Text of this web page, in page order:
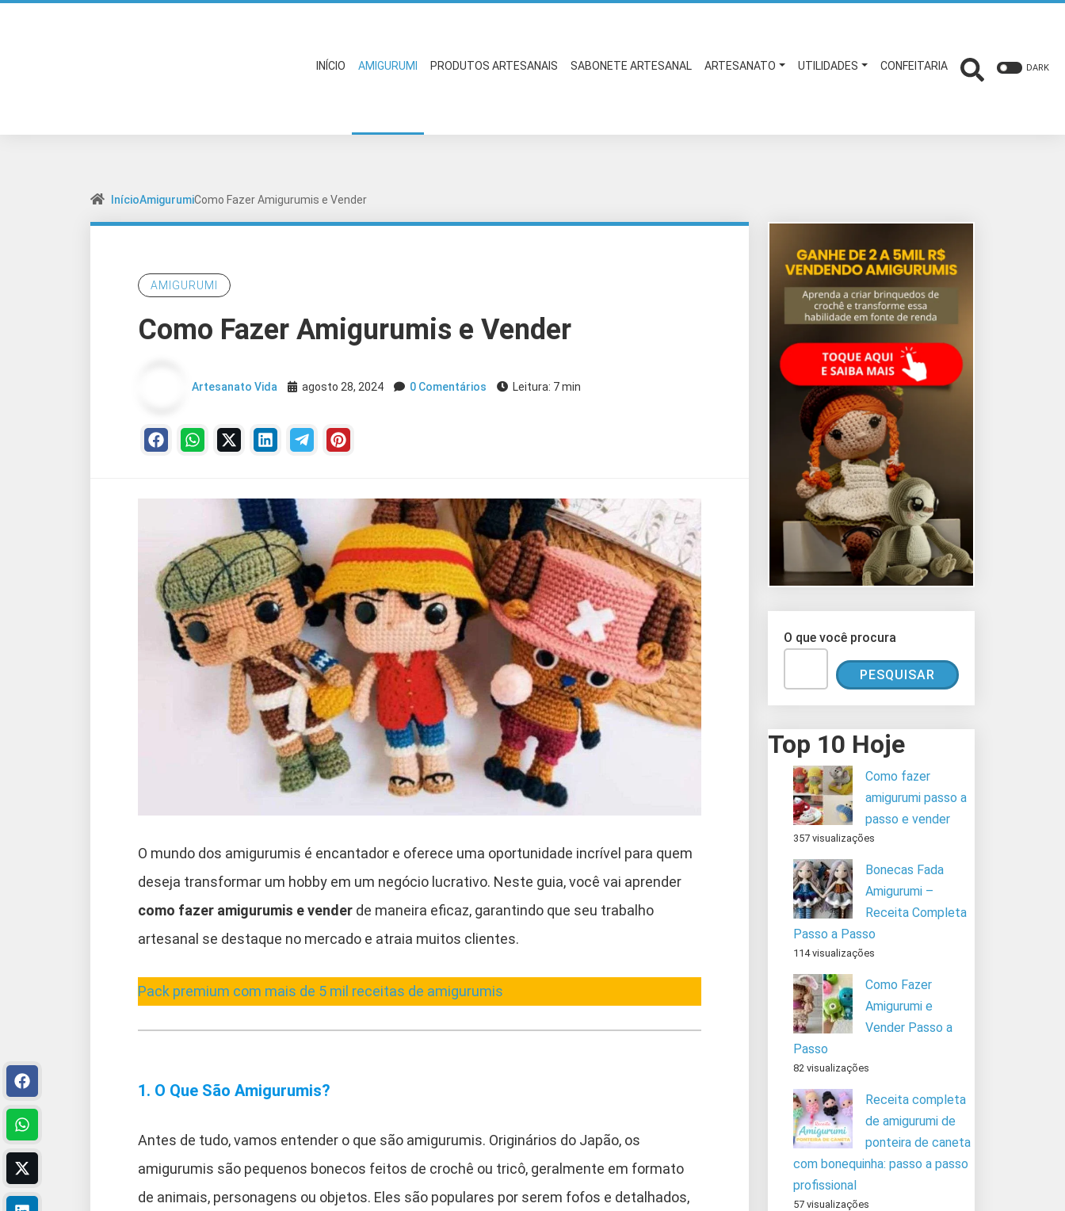
INÍCIO AMIGURUMI PRODUTOS ARTESANAIS SABONETE ARTESANAL ARTESANATO UTILIDADES CONFEITARIA DARK
InícioAmigurumiComo Fazer Amigurumis e Vender
AMIGURUMI
Como Fazer Amigurumis e Vender
Artesanato Vida agosto 28, 2024 0 Comentários Leitura: 7 min
O mundo dos amigurumis é encantador e oferece uma oportunidade incrível para quem
deseja transformar um hobby em um negócio lucrativo. Neste guia, você vai aprender
como fazer amigurumis e vender de maneira eficaz, garantindo que seu trabalho
artesanal se destaque no mercado e atraia muitos clientes.
Pack premium com mais de 5 mil receitas de amigurumis
1. O Que São Amigurumis?
Antes de tudo, vamos entender o que são amigurumis. Originários do Japão, os
amigurumis são pequenos bonecos feitos de crochê ou tricô, geralmente em formato
de animais, personagens ou objetos. Eles são populares por serem fofos e detalhados,
O que você procura
PESQUISAR
Top 10 Hoje
Como fazer
amigurumi passo a
passo e vender
357 visualizações
Bonecas Fada
Amigurumi –
Receita Completa
Passo a Passo
114 visualizações
Como Fazer
Amigurumi e
Vender Passo a
Passo
82 visualizações
Receita completa
de amigurumi de
ponteira de caneta
com bonequinha: passo a passo
profissional
57 visualizações